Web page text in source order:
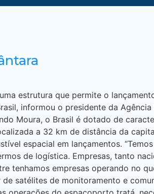
estrutura que permite o
informou o presidente da
Moura, o Brasil é dotado de
a 32 km de distância da
espacial em lançamentos.
de logística. Empresas, tanto
tenhamos empresas operando no
satélites de monitoramento e